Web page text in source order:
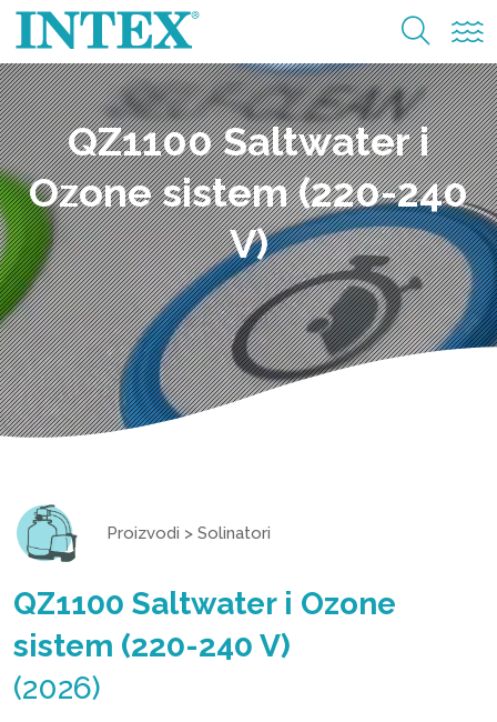
QZ1100 Saltwater i
Ozone sistem (220-240
V)
Proizvodi > Solinatori
QZ1100 Saltwater i Ozone
sistem (220-240 V)
(2026)